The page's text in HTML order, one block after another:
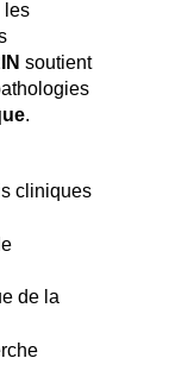
les
soutient
.
cliniques
de la